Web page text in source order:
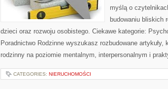
myślą o
budowaniu bliskich
dzieci oraz rozwoju osobistego. Ciekawe kategorie:
Poradnictwo Rodzinne wyszukasz rozbudowane artykuły,
rodzinny na poziomie mentalnym, interpersonalnym i
CATEGORIES: NIERUCHOMOŚCI